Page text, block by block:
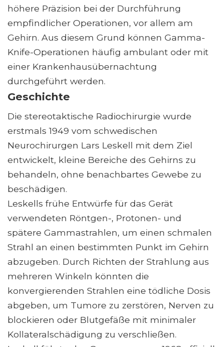
höhere Präzision bei der Durchführung
empfindlicher Operationen, vor allem am
Gehirn. Aus diesem Grund können Gamma-
Knife-Operationen häufig ambulant oder mit
einer Krankenhausübernachtung
durchgeführt werden.
Geschichte
Die stereotaktische Radiochirurgie wurde
erstmals 1949 vom schwedischen
Neurochirurgen Lars Leskell mit dem Ziel
entwickelt, kleine Bereiche des Gehirns zu
behandeln, ohne benachbartes Gewebe zu
beschädigen.
Leskells frühe Entwürfe für das Gerät
verwendeten Röntgen-, Protonen- und
spätere Gammastrahlen, um einen schmalen
Strahl an einen bestimmten Punkt im Gehirn
abzugeben. Durch Richten der Strahlung aus
mehreren Winkeln könnten die
konvergierenden Strahlen eine tödliche Dosis
abgeben, um Tumore zu zerstören, Nerven zu
blockieren oder Blutgefäße mit minimaler
Kollateralschädigung zu verschließen.